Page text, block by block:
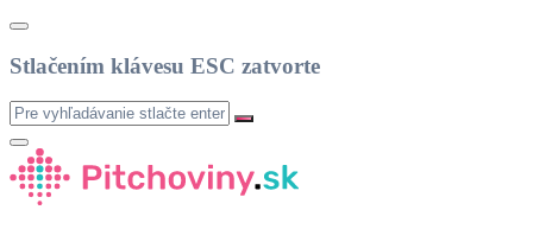
Stlačením klávesu ESC zatvorte